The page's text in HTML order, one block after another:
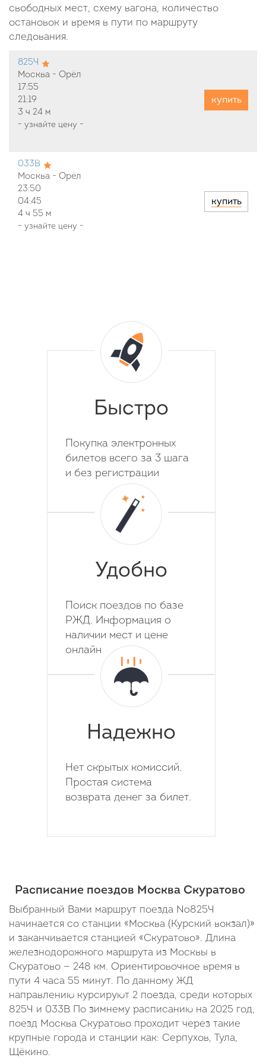
свободных мест, схему вагона, количество
остановок и время в пути по маршруту
следования.
825Ч
Москва - Орёл
17:55
21:19
3 ч 24 м
- узнайте цену -
купить
033В
Москва - Орёл
23:50
04:45
4 ч 55 м
- узнайте цену -
купить
Быстро
Покупка электронных
билетов всего за 3 шага
и без регистрации
Удобно
Поиск поездов по базе
РЖД. Информация о
наличии мест и цене
онлайн
Надежно
Нет скрытых комиссий.
Простая система
возврата денег за билет.
Расписание поездов Москва Скуратово
Выбранный Вами маршрут поезда №825Ч
начинается со станции «Москва (Курский вокзал)»
и заканчивается станцией «Скуратово». Длина
железнодорожного маршрута из Москвы в
Скуратово — 248 км. Ориентировочное время в
пути 4 часа 55 минут. По данному ЖД
направлению курсируют 2 поезда, среди которых
825Ч и 033В По зимнему расписанию на 2025 год,
поезд Москва Скуратово проходит через такие
крупные города и станции как: Серпухов, Тула,
Щёкино.